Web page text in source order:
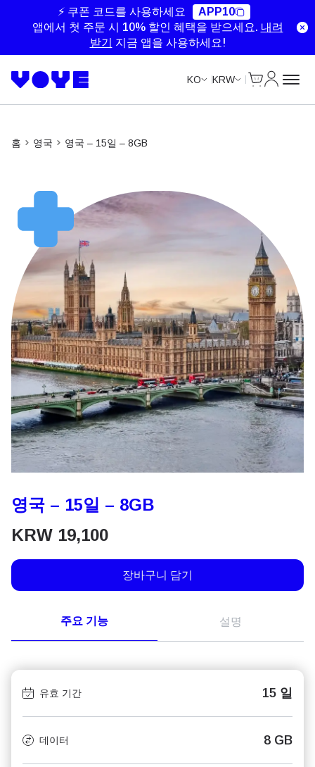
⚡ 쿠폰 코드를 사용하세요
APP10
앱에서 첫 주문 시 10% 할인 혜택을 받으세요. 내려
받기
지금 앱을 사용하세요!
KO KRW
홈 영국 영국 – 15일 – 8GB
영국 – 15일 – 8GB
KRW 19,100
장바구니 담기
주요 기능 설명
유효 기간 15 일
데이터 8 GB
Unlimited Data
Unlimited Data
Unlimited Data